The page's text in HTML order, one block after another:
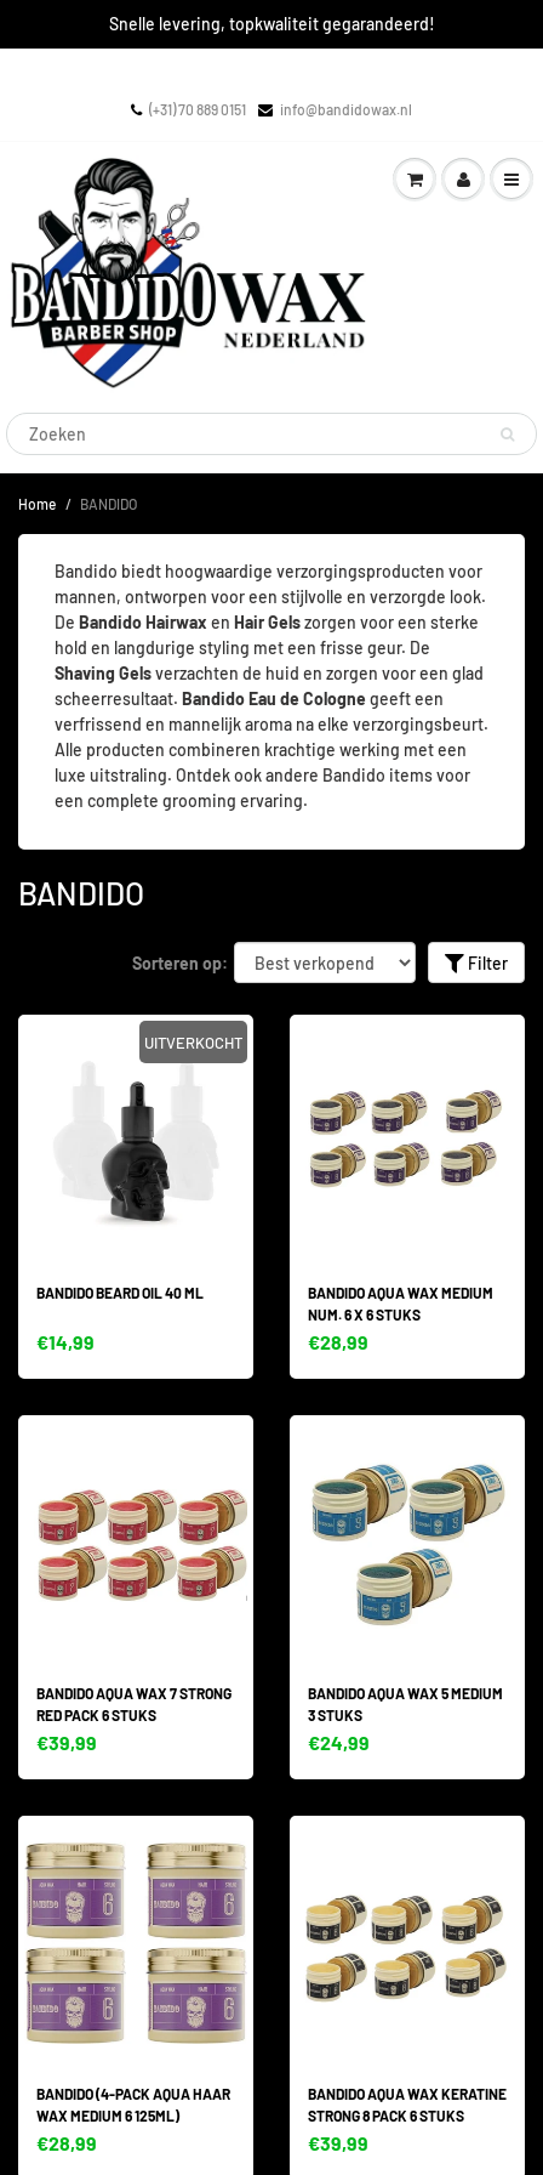
Snelle levering, topkwaliteit gegarandeerd!
(+31) 70 889 0151 info@bandidowax.nl
Home BANDIDO
Bandido biedt hoogwaardige verzorgingsproducten voor
mannen, ontworpen voor een stijlvolle en verzorgde look.
De Bandido Hairwax en Hair Gelszorgen voor een sterke
hold en langdurige styling met een frisse geur. De
Shaving Gelsverzachten de huid en zorgen voor een glad
scheerresultaat. Bandido Eau de Cologne geeft een
verfrissend en mannelijk aroma na elke verzorgingsbeurt.
Alle producten combineren krachtige werking met een
luxe uitstraling. Ontdek ook andere Bandido items voor
een complete grooming ervaring.
BANDIDO
Sorteren op: Filter
UITVERKOCHT
BANDIDO BEARD OIL 40 ML
€14,99
BANDIDO AQUA WAX MEDIUM
NUM. 6 X 6 STUKS
€28,99
BANDIDO AQUA WAX 7 STRONG
RED PACK 6 STUKS
€39,99
BANDIDO AQUA WAX 5 MEDIUM
3 STUKS
€24,99
BANDIDO (4-PACK AQUA HAAR
WAX MEDIUM 6 125ML)
€28,99
BANDIDO AQUA WAX KERATINE
STRONG 8 PACK 6 STUKS
€39,99